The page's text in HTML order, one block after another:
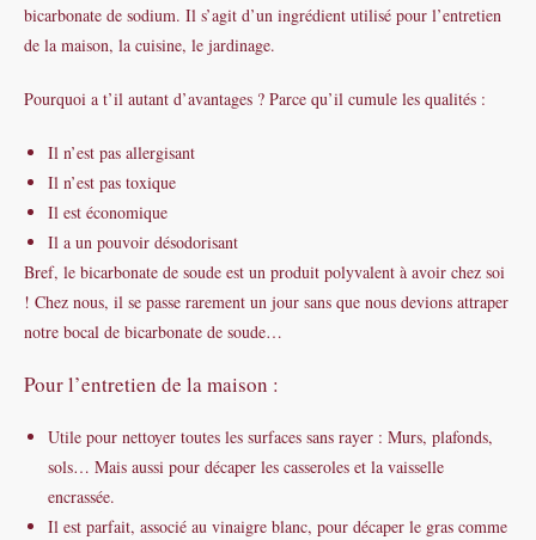
bicarbonate de sodium. Il s’agit d’un ingrédient utilisé pour l’entretien
de la maison, la cuisine, le jardinage.
Pourquoi a t’il autant d’avantages ? Parce qu’il cumule les qualités :
Il n’est pas allergisant
Il n’est pas toxique
Il est économique
Il a un pouvoir désodorisant
Bref, le bicarbonate de soude est un produit polyvalent à avoir chez soi
! Chez nous, il se passe rarement un jour sans que nous devions attraper
notre bocal de bicarbonate de soude…
Pour l’entretien de la maison :
Utile pour nettoyer toutes les surfaces sans rayer : Murs, plafonds,
sols… Mais aussi pour décaper les casseroles et la vaisselle
encrassée.
Il est parfait, associé au vinaigre blanc, pour décaper le gras comme